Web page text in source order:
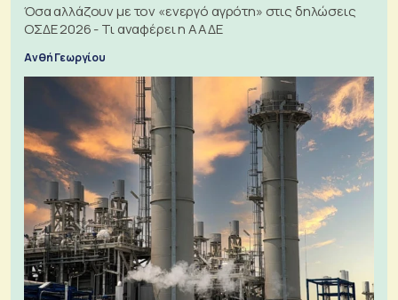
Όσα αλλάζουν με τον «ενεργό αγρότη» στις δηλώσεις
ΟΣΔΕ 2026 - Τι αναφέρει η ΑΑΔΕ
Ανθή Γεωργίου